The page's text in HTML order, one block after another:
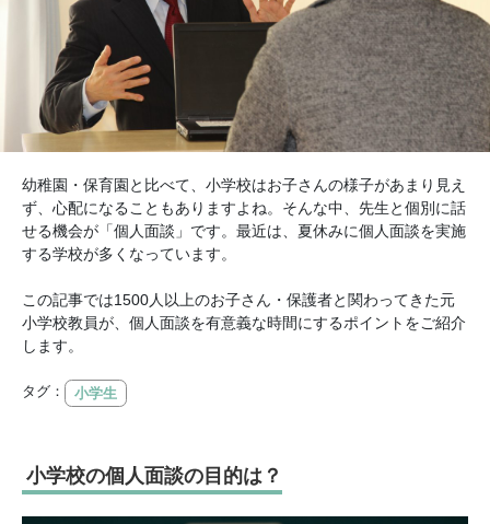
幼稚園・保育園と比べて、小学校はお子さんの様子があまり見え
ず、心配になることもありますよね。そんな中、先生と個別に話
せる機会が「個人面談」です。最近は、夏休みに個人面談を実施
する学校が多くなっています。
この記事では1500人以上のお子さん・保護者と関わってきた元
小学校教員が、個人面談を有意義な時間にするポイントをご紹介
します。
タグ： 小学生
小学校の個人面談の目的は？